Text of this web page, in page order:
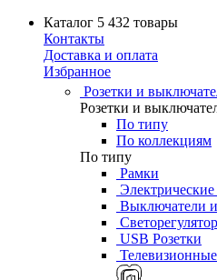
Каталог 5 432 товары
Контакты
Доставка и оплата
Избранное
Розетки и
Розетки и
По типу
По коллекциям
По типу
Рамки
Электрические
Выключатели
USB Розетки